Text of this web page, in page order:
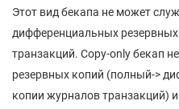
Этот вид бекапа не может
дифференциальных
транзакций. Copy-only бекап
резервных копий (полный->
копии журналов транзакций)